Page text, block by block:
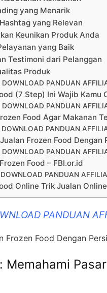
yang Menarik
yang Relevan
Keunikan Produk Anda
yang Baik
Testimoni dari Pelanggan
Produk
PANDUAN
(7 Step) Ini Wajib Kamu
PANDUAN
Food Agar Makanan
PANDUAN
Frozen Food Dengan
PANDUAN
Food – FBI.or.id
PANDUAN
Online Trik Jualan Online
PANDUAN
Frozen Food Dengan
Memahami